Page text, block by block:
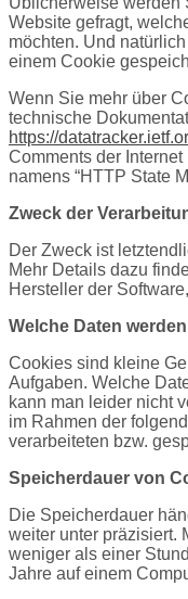
Website gefragt,
möchten. Und
einem Cookie
Wenn Sie mehr über
technische
https://
Comments der
namens “HTTP State
Zweck der
Der Zweck ist
Mehr Details dazu
Hersteller der
Welche Daten
Cookies sind kleine
Aufgaben. Welche
kann man leider nicht
im Rahmen der
verarbeiteten bzw.
Speicherdauer von
Die Speicherdauer
weiter unter präzisiert.
weniger als einer
Jahre auf einem